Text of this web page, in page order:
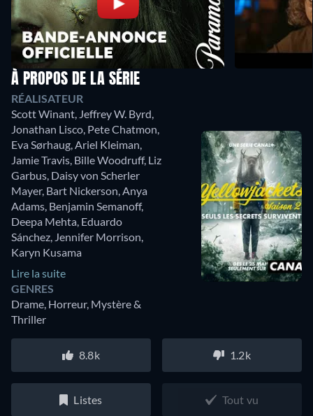
À PROPOS DE LA SÉRIE
RÉALISATEUR
Scott Winant Jeffrey W. Byrd
Jonathan Lisco Pete Chatmon
Eva Sørhaug Ariel Kleiman
Jamie Travis Bille Woodruff, Liz
Garbus Daisy von Scherler
Mayer, Bart Nickerson Anya
Adams Benjamin Semanoff,
Deepa Mehta Eduardo
Sánchez Jennifer Morrison
Karyn Kusama
Lire la suite
GENRES
Drame, Horreur, Mystère &
Thriller
8.8k 1.2k
Listes Tout vu